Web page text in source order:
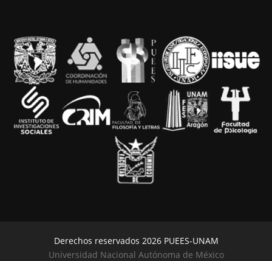
Derechos reservados 2026 PUEES-UNAM
Universidad Nacional Autónoma de México